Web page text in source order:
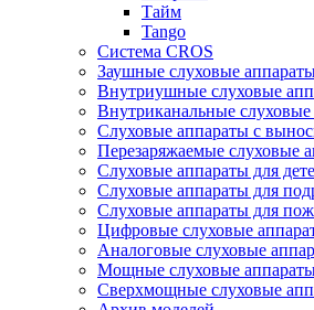
Тайм
Tango
Система CROS
Заушные слуховые
Внутриушные слуховые
Внутриканальные
Слуховые аппараты с
Перезаряжаемые слуховые
Слуховые аппараты для
Слуховые аппараты для
Слуховые аппараты для
Цифровые слуховые
Аналоговые слуховые
Мощные слуховые
Сверхмощные слуховые